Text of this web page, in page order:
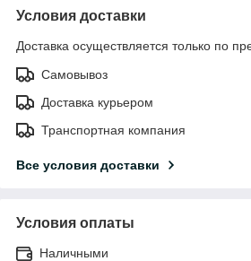
Условия доставки
Доставка осуществляется только по
Самовывоз
Доставка курьером
Транспортная компания
Все условия доставки
Условия оплаты
Наличными